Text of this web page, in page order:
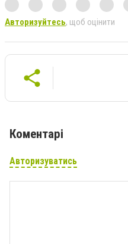
Авторизуйтесь, щоб оцінити
Коментарі
Авторизуватись